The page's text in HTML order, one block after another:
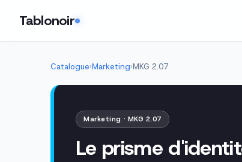
Tablonoir
Catalogue›Marketing›MKG 2.07
Marketing · MKG 2.07
Le prisme